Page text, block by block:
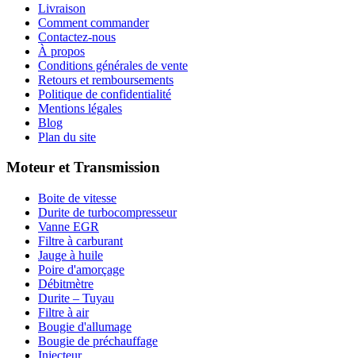
Livraison
Comment commander
Contactez-nous
À propos
Conditions générales de vente
Retours et remboursements
Politique de confidentialité
Mentions légales
Blog
Plan du site
Moteur et Transmission
Boite de vitesse
Durite de turbocompresseur
Vanne EGR
Filtre à carburant
Jauge à huile
Poire d'amorçage
Débitmètre
Durite – Tuyau
Filtre à air
Bougie d'allumage
Bougie de préchauffage
Injecteur